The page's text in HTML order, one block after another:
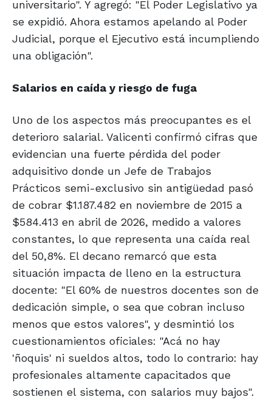
universitario". Y agregó: "El Poder Legislativo ya
se expidió. Ahora estamos apelando al Poder
Judicial, porque el Ejecutivo está incumpliendo
una obligación".
Salarios en caída y riesgo de fuga
Uno de los aspectos más preocupantes es el
deterioro salarial. Valicenti confirmó cifras que
evidencian una fuerte pérdida del poder
adquisitivo donde un Jefe de Trabajos
Prácticos semi-exclusivo sin antigüedad pasó
de cobrar $1.187.482 en noviembre de 2015 a
$584.413 en abril de 2026, medido a valores
constantes, lo que representa una caída real
del 50,8%. El decano remarcó que esta
situación impacta de lleno en la estructura
docente: "El 60% de nuestros docentes son de
dedicación simple, o sea que cobran incluso
menos que estos valores", y desmintió los
cuestionamientos oficiales: "Acá no hay
'ñoquis' ni sueldos altos, todo lo contrario: hay
profesionales altamente capacitados que
sostienen el sistema, con salarios muy bajos".